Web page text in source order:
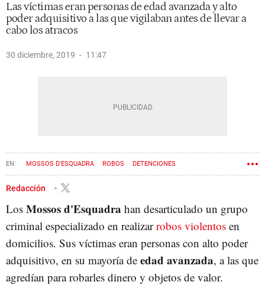
Las víctimas eran personas de edad avanzada y alto
poder adquisitivo a las que vigilaban antes de llevar a
cabo los atracos
30 diciembre, 2019 11:47
MOSSOS D'ESQUADRA ROBOS DETENCIONES
ORGANIZACIÓN CRIMINAL
Redacción
Los Mossos d'Esquadra han desarticulado un grupo
criminal especializado en realizarrobos violentos en
domicilios. Sus víctimas eran personas con alto poder
adquisitivo, en su mayoría de edad avanzada, a las que
agredían para robarles dinero y objetos de valor.